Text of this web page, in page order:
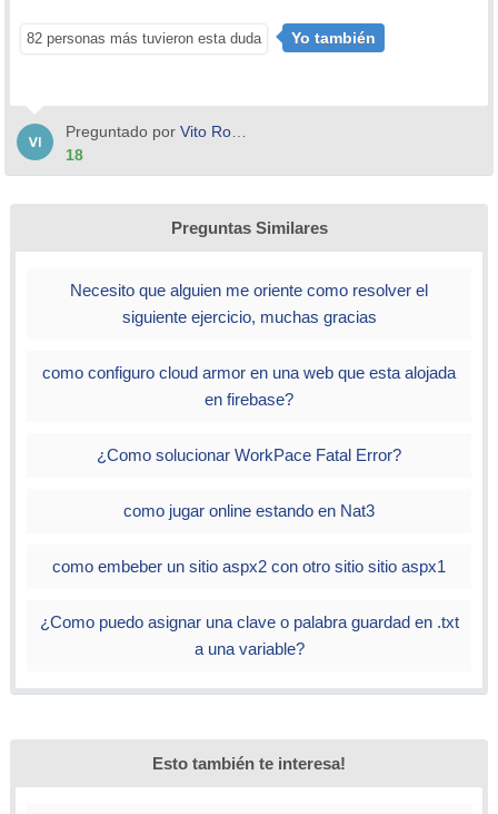
82 personas más tuvieron esta duda Yo también
Preguntado por Vito Rodriguez
18
Preguntas Similares
Necesito que alguien me oriente como resolver el
siguiente ejercicio, muchas gracias
como configuro cloud armor en una web que esta alojada
en firebase?
¿Como solucionar WorkPace Fatal Error?
como jugar online estando en Nat3
como embeber un sitio aspx2 con otro sitio sitio aspx1
¿Como puedo asignar una clave o palabra guardad en .txt
a una variable?
Esto también te interesa!